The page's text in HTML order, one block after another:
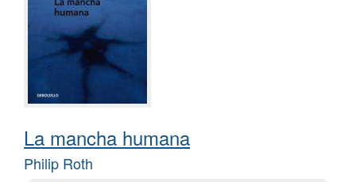
La mancha humana
Philip Roth